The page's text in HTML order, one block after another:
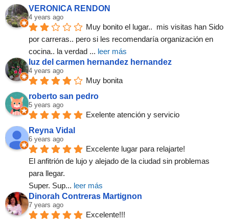
VERONICA RENDON
4 years ago
Muy bonito el lugar..  mis visitas han Sido
por carreras.. pero si les recomendaría organización en
cocina.. la verdad ... leer más
luz del carmen hernandez hernandez
4 years ago
Muy bonita
roberto san pedro
5 years ago
Exelente atención y servicio
Reyna Vidal
6 years ago
Excelente lugar para relajarte!
El anfitrión de lujo y alejado de la ciudad sin problemas
para llegar.
Super. Sup... leer más
Dinorah Contreras Martignon
7 years ago
Excelente!!!